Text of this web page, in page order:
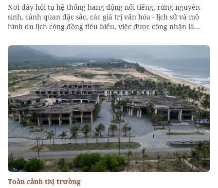
Nơi đây hội tụ hệ thống hang động nổi tiếng, rừng nguyên
sinh, cảnh quan đặc sắc, các giá trị văn hóa - lịch sử và mô
hình du lịch cộng đồng tiêu biểu, việc được công nhận là...
Toàn cảnh thị trường